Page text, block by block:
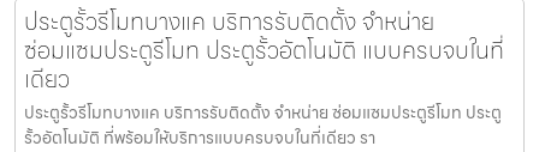
ประตูรั้วรีโมทบางแค บริการรับติดตั้ง จำหน่าย
ซ่อมแซมประตูรีโมท ประตูรั้วอัตโนมัติ แบบครบจบในที่
เดียว
ประตูรั้วรีโมทบางแค บริการรับติดตั้ง จำหน่าย ซ่อมแซมประตูรีโมท ประตู
รั้วอัตโนมัติ ที่พร้อมให้บริการแบบครบจบในที่เดียว รา